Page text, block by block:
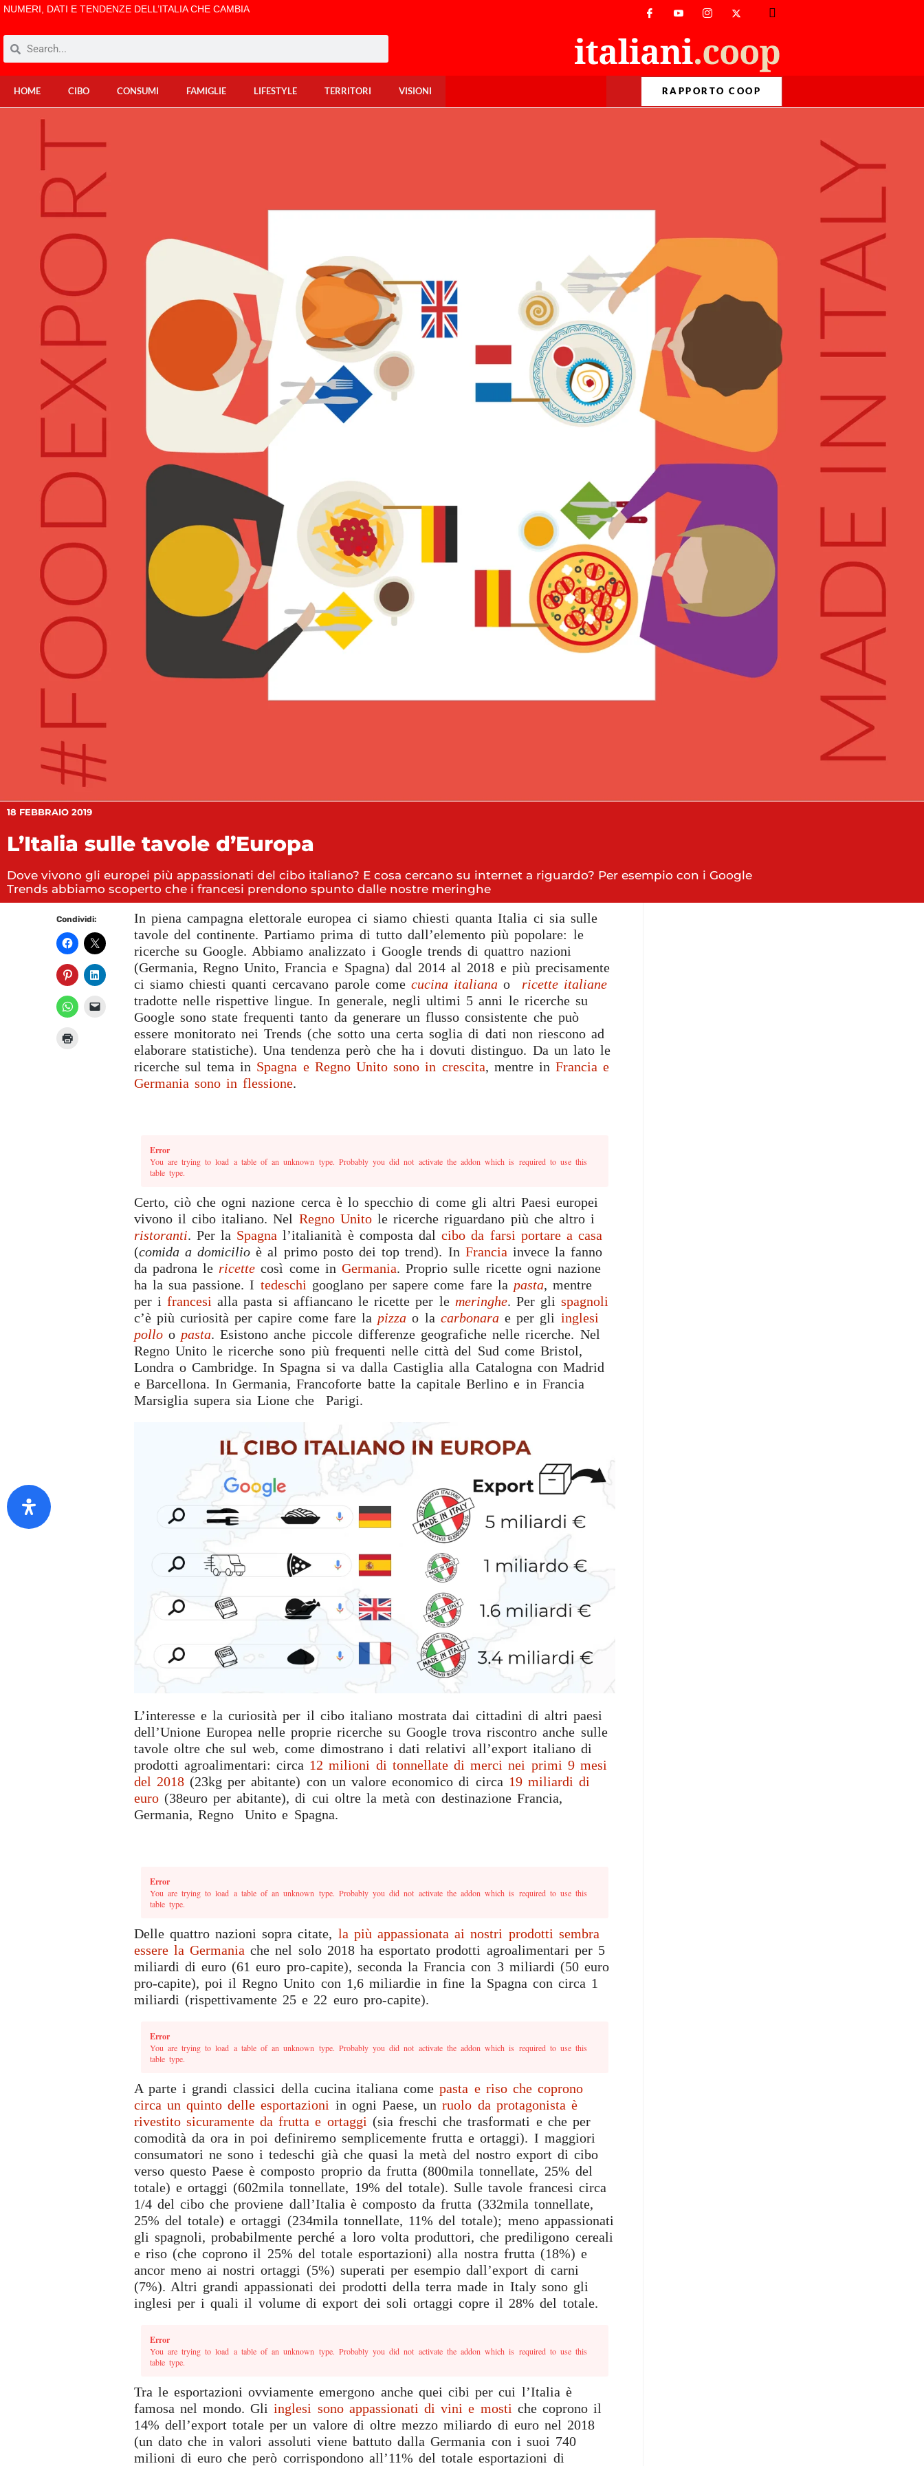
NUMERI, DATI E TENDENZE DELL’ITALIA CHE CAMBIA
HOME CIBO CONSUMI FAMIGLIE LIFESTYLE TERRITORI VISIONI RAPPORTO COOP
> Primo Piano > L’Italia sulle tavole d’Europa
18 FEBBRAIO 2019
L’Italia sulle tavole d’Europa
Dove vivono gli europei più appassionati del cibo italiano? E cosa cercano su internet a riguardo? Per esempio con i Google
Trends abbiamo scoperto che i francesi prendono spunto dalle nostre meringhe
Condividi:
In piena campagna elettorale europea ci siamo chiesti quanta Italia ci sia sulle
tavole del continente. Partiamo prima di tutto dall’elemento più popolare: le
ricerche su Google. Abbiamo analizzato i Google trends di quattro nazioni
(Germania, Regno Unito, Francia e Spagna) dal 2014 al 2018 e più precisamente
ci siamo chiesti quanti cercavano parole come cucina italiana o ricette italiane
tradotte nelle rispettive lingue. In generale, negli ultimi 5 anni le ricerche su
Google sono state frequenti tanto da generare un flusso consistente che può
essere monitorato nei Trends (che sotto una certa soglia di dati non riescono ad
elaborare statistiche). Una tendenza però che ha i dovuti distinguo. Da un lato le
ricerche sul tema in Spagna e Regno Unito sono in crescita, mentre inFrancia e
Germania sono in flessione.
Error
You are trying to load a table of an unknown type. Probably you did not activate the addon which is required to use this
table type.
Certo, ciò che ogni nazione cerca è lo specchio di come gli altri Paesi europei
vivono il cibo italiano. Nel Regno Unitole ricerche riguardano più che altro i
ristoranti. Per la Spagna l’italianità è composta dalcibo da farsi portare a casa
(comida a domicilioè al primo posto dei top trend). In Francia invece la fanno
da padrona le ricette così come in Germania. Proprio sulle ricette ogni nazione
ha la sua passione. I tedeschi googlano per sapere come fare la pasta, mentre
per i francesi alla pasta si affiancano le ricette per le meringhe. Per glispagnoli
c’è più curiosità per capire come fare la pizza o la carbonara e per gli inglesi
pollo o pasta. Esistono anche piccole differenze geografiche nelle ricerche. Nel
Regno Unito le ricerche sono più frequenti nelle città del Sud come Bristol,
Londra o Cambridge. In Spagna si va dalla Castiglia alla Catalogna con Madrid
e Barcellona. In Germania, Francoforte batte la capitale Berlino e in Francia
Marsiglia supera sia Lione che Parigi.
L’interesse e la curiosità per il cibo italiano mostrata dai cittadini di altri paesi
dell’Unione Europea nelle proprie ricerche su Google trova riscontro anche sulle
tavole oltre che sul web, come dimostrano i dati relativi all’export italiano di
prodotti agroalimentari: circa 12 milioni di tonnellate di merci nei primi 9 mesi
del 2018(23kg per abitante) con un valore economico di circa 19 miliardi di
euro(38euro per abitante), di cui oltre la metà con destinazione Francia,
Germania, Regno Unito e Spagna.
Error
You are trying to load a table of an unknown type. Probably you did not activate the addon which is required to use this
table type.
Delle quattro nazioni sopra citate, la più appassionata ai nostri prodotti sembra
essere la Germania che nel solo 2018 ha esportato prodotti agroalimentari per 5
miliardi di euro (61 euro pro-capite), seconda la Francia con 3 miliardi (50 euro
pro-capite), poi il Regno Unito con 1,6 miliardie in fine la Spagna con circa 1
miliardi (rispettivamente 25 e 22 euro pro-capite).
Error
You are trying to load a table of an unknown type. Probably you did not activate the addon which is required to use this
table type.
A parte i grandi classici della cucina italiana comepasta e riso che coprono
circa un quinto delle esportazioni in ogni Paese, unruolo da protagonista è
rivestito sicuramente da frutta e ortaggi (sia freschi che trasformati e che per
comodità da ora in poi definiremo semplicemente frutta e ortaggi). I maggiori
consumatori ne sono i tedeschi già che quasi la metà del nostro export di cibo
verso questo Paese è composto proprio da frutta (800mila tonnellate, 25% del
totale) e ortaggi (602mila tonnellate, 19% del totale). Sulle tavole francesi circa
1/4 del cibo che proviene dall’Italia è composto da frutta (332mila tonnellate,
25% del totale) e ortaggi (234mila tonnellate, 11% del totale); meno appassionati
gli spagnoli, probabilmente perché a loro volta produttori, che prediligono cereali
e riso (che coprono il 25% del totale esportazioni) alla nostra frutta (18%) e
ancor meno ai nostri ortaggi (5%) superati per esempio dall’export di carni
(7%). Altri grandi appassionati dei prodotti della terra made in Italy sono gli
inglesi per i quali il volume di export dei soli ortaggi copre il 28% del totale.
Error
You are trying to load a table of an unknown type. Probably you did not activate the addon which is required to use this
table type.
Tra le esportazioni ovviamente emergono anche quei cibi per cui l’Italia è
famosa nel mondo. Gliinglesi sono appassionati di vini e mosti che coprono il
14% dell’export totale per un valore di oltre mezzo miliardo di euro nel 2018
(un dato che in valori assoluti viene battuto dalla Germania con i suoi 740
milioni di euro che però corrispondono all’11% del totale esportazioni di